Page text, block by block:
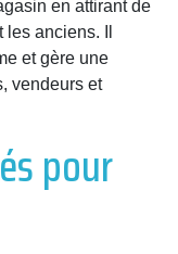
en attirant de
anciens. Il
et gère une
vendeurs et
pour